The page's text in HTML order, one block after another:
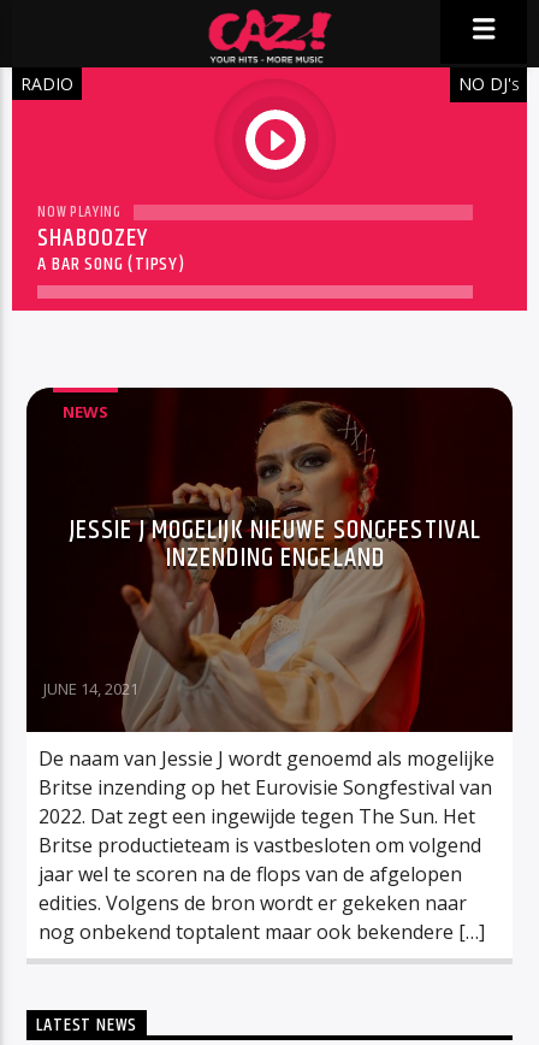
RADIO
play
NO DJ'S
NOW PLAYING
SHABOOZEY
A BAR SONG (TIPSY)
NEWS
JESSIE J MOGELIJK NIEUWE SONGFESTIVAL
INZENDING ENGELAND
JUNE 14, 2021
De naam van Jessie J wordt genoemd als mogelijke
Britse inzending op het Eurovisie Songfestival van
2022. Dat zegt een ingewijde tegen The Sun. Het
Britse productieteam is vastbesloten om volgend
jaar wel te scoren na de flops van de afgelopen
edities. Volgens de bron wordt er gekeken naar
nog onbekend toptalent maar ook bekendere […]
LATEST NEWS